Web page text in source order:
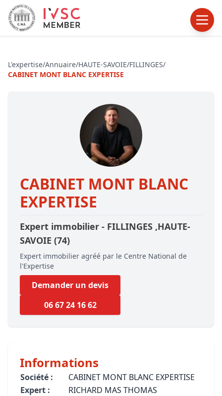
L'expertise/Annuaire/HAUTE-SAVOIE/FILLINGES/
CABINET MONT BLANC EXPERTISE
CABINET MONT BLANC
EXPERTISE
Expert immobilier - FILLINGES ,HAUTE-
SAVOIE (74)
Expert immobilier agréé par le Centre National de
l'Expertise
Demander un devis
06 67 24 16 62
Informations
Société :
CABINET MONT BLANC EXPERTISE
Expert :
RICHARD MAS THOMAS